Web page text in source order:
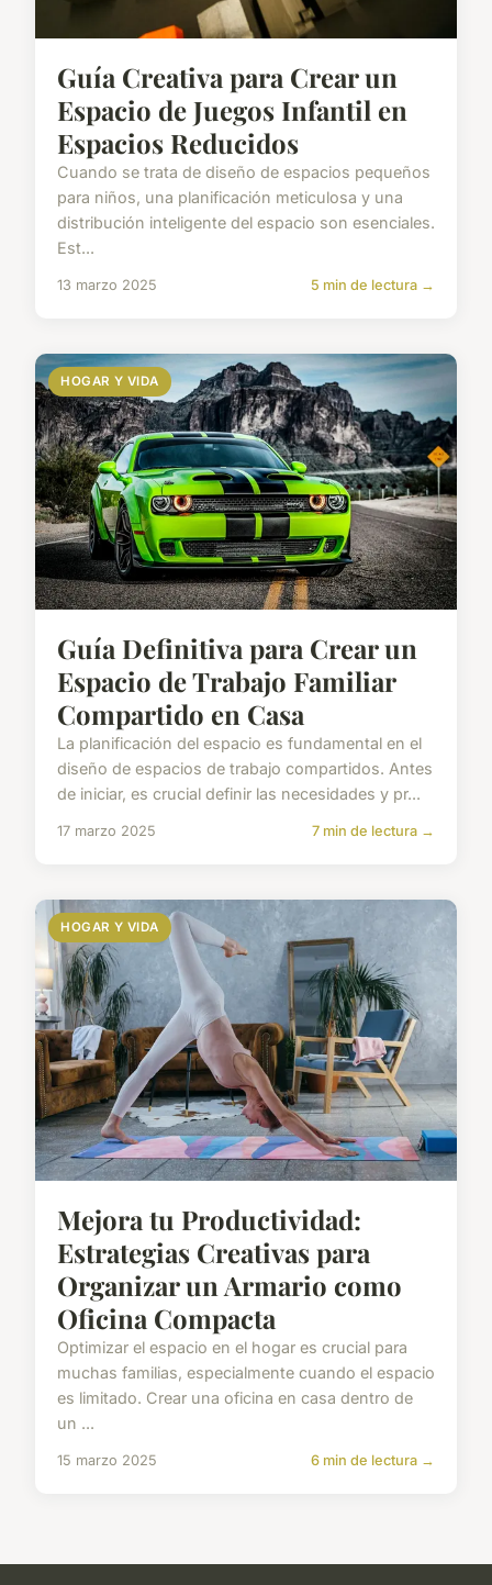
Guía Creativa para Crear un
Espacio de Juegos Infantil en
Espacios Reducidos
Cuando se trata de diseño de espacios pequeños
para niños, una planificación meticulosa y una
distribución inteligente del espacio son esenciales.
Est...
13 marzo 2025 5 min de lectura →
HOGAR Y VIDA
Guía Definitiva para Crear un
Espacio de Trabajo Familiar
Compartido en Casa
La planificación del espacio es fundamental en el
diseño de espacios de trabajo compartidos. Antes
de iniciar, es crucial definir las necesidades y pr...
17 marzo 2025 7 min de lectura →
HOGAR Y VIDA
Mejora tu Productividad:
Estrategias Creativas para
Organizar un Armario como
Oficina Compacta
Optimizar el espacio en el hogar es crucial para
muchas familias, especialmente cuando el espacio
es limitado. Crear una oficina en casa dentro de
un ...
15 marzo 2025 6 min de lectura →